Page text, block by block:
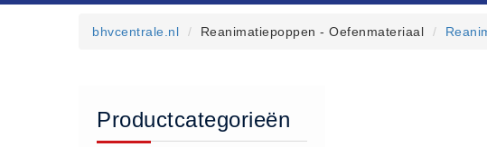
Keuringen
bhvcentrale.nl Reanimatiepoppen - Oefenmateriaal
Productcategorieën